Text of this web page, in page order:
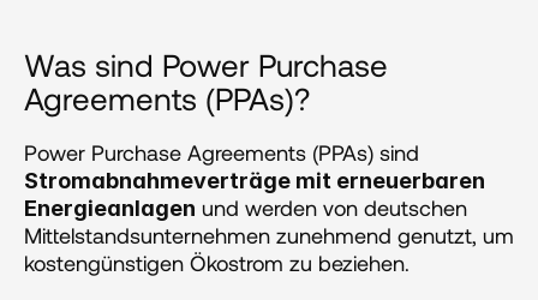
Was sind Power Purchase
Agreements (PPAs)?
Stromabnahmeverträge mit erneuerbaren
Energieanlagen und werden von deutschen
Mittelstandsunternehmen zunehmend genutzt, um
kostengünstigen Ökostrom zu beziehen.